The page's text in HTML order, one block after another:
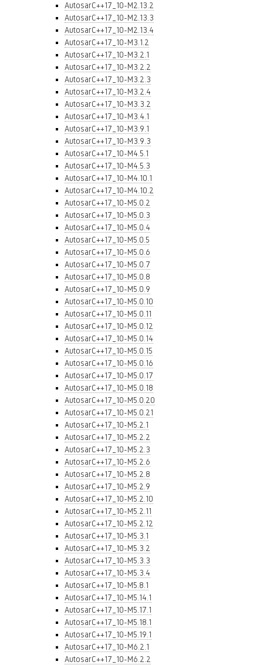
AutosarC++17_10-M2.13.2
AutosarC++17_10-M2.13.3
AutosarC++17_10-M2.13.4
AutosarC++17_10-M3.1.2
AutosarC++17_10-M3.2.1
AutosarC++17_10-M3.2.2
AutosarC++17_10-M3.2.3
AutosarC++17_10-M3.2.4
AutosarC++17_10-M3.3.2
AutosarC++17_10-M3.4.1
AutosarC++17_10-M3.9.1
AutosarC++17_10-M3.9.3
AutosarC++17_10-M4.5.1
AutosarC++17_10-M4.5.3
AutosarC++17_10-M4.10.1
AutosarC++17_10-M4.10.2
AutosarC++17_10-M5.0.2
AutosarC++17_10-M5.0.3
AutosarC++17_10-M5.0.4
AutosarC++17_10-M5.0.5
AutosarC++17_10-M5.0.6
AutosarC++17_10-M5.0.7
AutosarC++17_10-M5.0.8
AutosarC++17_10-M5.0.9
AutosarC++17_10-M5.0.10
AutosarC++17_10-M5.0.11
AutosarC++17_10-M5.0.12
AutosarC++17_10-M5.0.14
AutosarC++17_10-M5.0.15
AutosarC++17_10-M5.0.16
AutosarC++17_10-M5.0.17
AutosarC++17_10-M5.0.18
AutosarC++17_10-M5.0.20
AutosarC++17_10-M5.0.21
AutosarC++17_10-M5.2.1
AutosarC++17_10-M5.2.2
AutosarC++17_10-M5.2.3
AutosarC++17_10-M5.2.6
AutosarC++17_10-M5.2.8
AutosarC++17_10-M5.2.9
AutosarC++17_10-M5.2.10
AutosarC++17_10-M5.2.11
AutosarC++17_10-M5.2.12
AutosarC++17_10-M5.3.1
AutosarC++17_10-M5.3.2
AutosarC++17_10-M5.3.3
AutosarC++17_10-M5.3.4
AutosarC++17_10-M5.8.1
AutosarC++17_10-M5.14.1
AutosarC++17_10-M5.17.1
AutosarC++17_10-M5.18.1
AutosarC++17_10-M5.19.1
AutosarC++17_10-M6.2.1
AutosarC++17_10-M6.2.2